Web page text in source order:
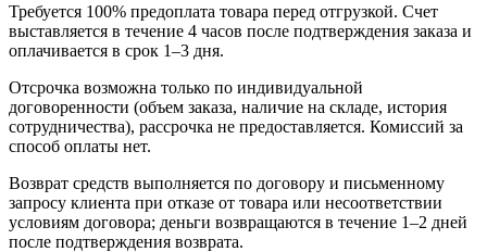
Требуется 100% предоплата товара перед отгрузкой. Счет
выставляется в течение 4 часов после подтверждения заказа и
оплачивается в срок 1–3 дня.
Отсрочка возможна только по индивидуальной
договоренности (объем заказа, наличие на складе, история
сотрудничества), рассрочка не предоставляется. Комиссий за
способ оплаты нет.
Возврат средств выполняется по договору и письменному
запросу клиента при отказе от товара или несоответствии
условиям договора; деньги возвращаются в течение 1–2 дней
после подтверждения возврата.